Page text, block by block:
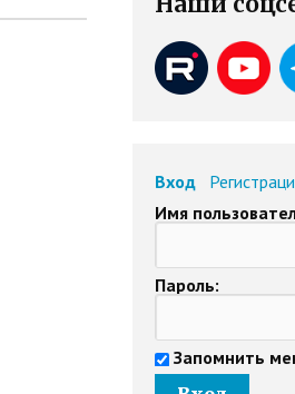
Вход
Имя
Пароль:
Запомнить